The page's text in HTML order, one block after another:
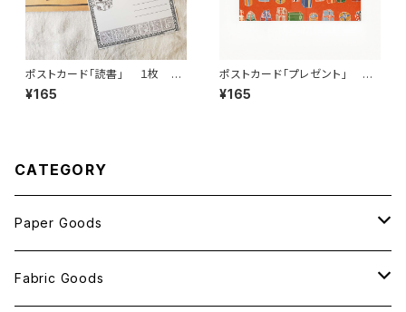
ポストカード「読書」 １枚 an
t!ant!!ant!!!
¥165
ポストカード「プレゼント」 １
枚 ant!ant!!ant!!!
¥165
CATEGORY
Paper Goods
おしゃれ紙
Fabric Goods